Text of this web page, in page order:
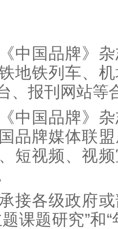
《中国品牌》
地铁列车、
、报刊网站等
《中国品牌》
品牌媒体联
短视频、视
接各级政府
课题研究”和